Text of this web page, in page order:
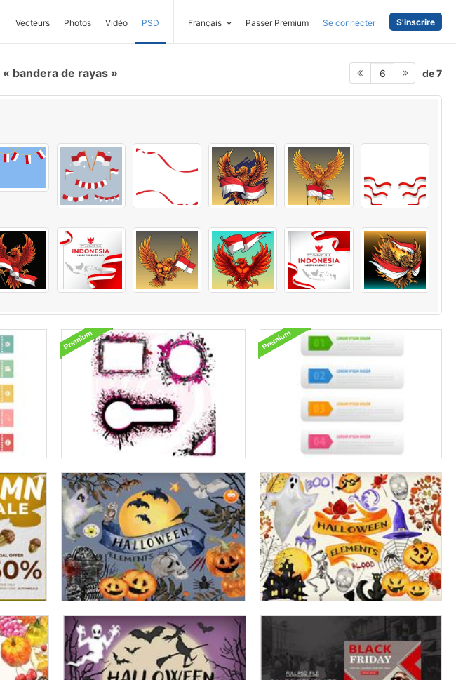
Vecteurs Photos Vidéo PSD Français Passer Premium Se connecter S'inscrire
bandera de rayas 6 de 7